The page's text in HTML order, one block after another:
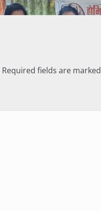
Required fields are marked